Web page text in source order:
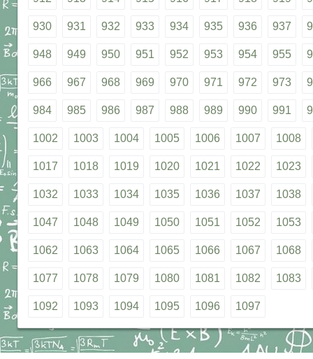
930 931 932 933 934 935 936 937
948 949 950 951 952 953 954 955
966 967 968 969 970 971 972 973
984 985 986 987 988 989 990 991
1002 1003 1004 1005 1006 1007 1008
1017 1018 1019 1020 1021 1022 1023
1032 1033 1034 1035 1036 1037 1038
1047 1048 1049 1050 1051 1052 1053
1062 1063 1064 1065 1066 1067 1068
1077 1078 1079 1080 1081 1082 1083
1092 1093 1094 1095 1096 1097